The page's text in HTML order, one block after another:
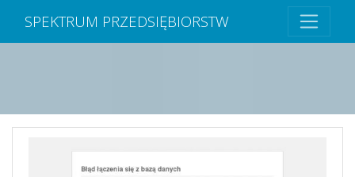
SPEKTRUM PRZEDSIĘBIORSTW